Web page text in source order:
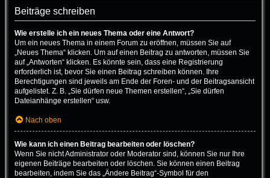
Beiträge schreiben
Wie erstelle ich ein neues Thema oder eine Antwort?
Um ein neues Thema in einem Forum zu eröffnen, müssen Sie auf
„Neues Thema“ klicken. Um auf einen Beitrag zu antworten, müssen Sie
auf „Antworten“ klicken. Es könnte sein, dass eine Registrierung
erforderlich ist, bevor Sie einen Beitrag schreiben können. Ihre
Berechtigungen sind jeweils am Ende der Foren- und der Beitragsansicht
aufgelistet. Z. B. „Sie dürfen neue Themen erstellen“, „Sie dürfen
Dateianhänge erstellen“ usw.
Nach oben
Wie kann ich einen Beitrag bearbeiten oder löschen?
Wenn Sie nicht Administrator oder Moderator sind, können Sie nur Ihre
eigenen Beiträge bearbeiten oder löschen. Sie können einen Beitrag
bearbeiten, indem Sie das „Ändere Beitrag“-Symbol für den